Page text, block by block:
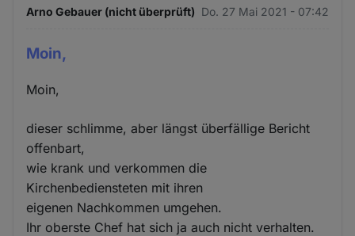
Arno Gebauer (nicht überprüft) Do. 27 Mai 2021 - 07:42
Moin,
Moin,
dieser schlimme, aber längst überfällige Bericht
offenbart,
wie krank und verkommen die
Kirchenbediensteten mit ihren
eigenen Nachkommen umgehen.
Ihr oberste Chef hat sich ja auch nicht verhalten.